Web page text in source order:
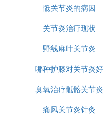
骶关节炎的病因
关节炎治疗现状
野线麻叶关节炎
哪种护膝对关节炎好
臭氧治疗骶髂关节炎
痛风关节炎针灸